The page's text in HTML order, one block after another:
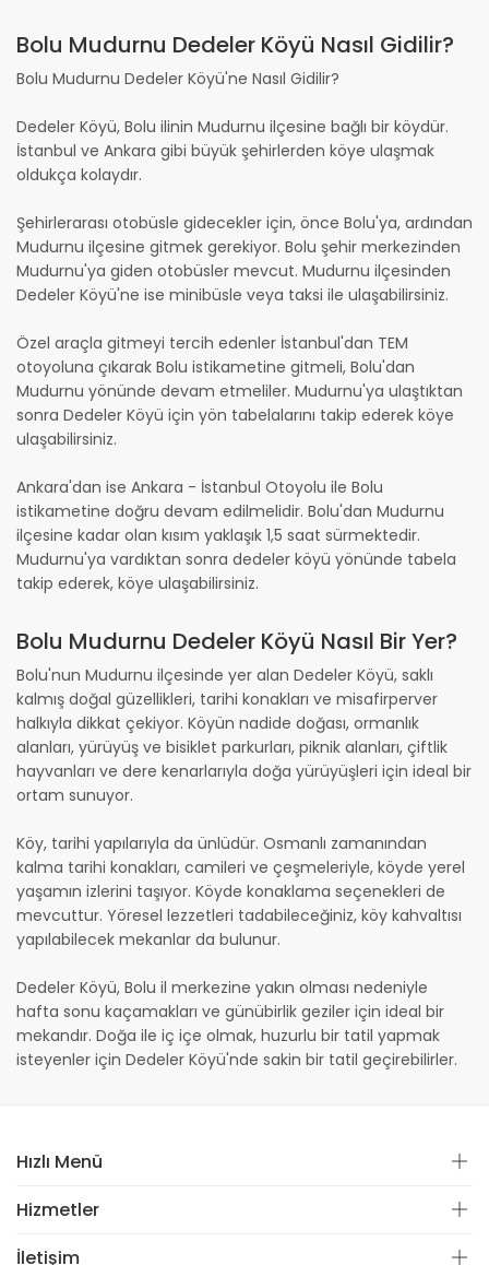
Bolu Mudurnu Dedeler Köyü Nasıl Gidilir?
Bolu Mudurnu Dedeler Köyü'ne Nasıl Gidilir?
Dedeler Köyü, Bolu ilinin Mudurnu ilçesine bağlı bir köydür.
İstanbul ve Ankara gibi büyük şehirlerden köye ulaşmak
oldukça kolaydır.
Şehirlerarası otobüsle gidecekler için, önce Bolu'ya, ardından
Mudurnu ilçesine gitmek gerekiyor. Bolu şehir merkezinden
Mudurnu'ya giden otobüsler mevcut. Mudurnu ilçesinden
Dedeler Köyü'ne ise minibüsle veya taksi ile ulaşabilirsiniz.
Özel araçla gitmeyi tercih edenler İstanbul'dan TEM
otoyoluna çıkarak Bolu istikametine gitmeli, Bolu'dan
Mudurnu yönünde devam etmeliler. Mudurnu'ya ulaştıktan
sonra Dedeler Köyü için yön tabelalarını takip ederek köye
ulaşabilirsiniz.
Ankara'dan ise Ankara - İstanbul Otoyolu ile Bolu
istikametine doğru devam edilmelidir. Bolu'dan Mudurnu
ilçesine kadar olan kısım yaklaşık 1,5 saat sürmektedir.
Mudurnu'ya vardıktan sonra dedeler köyü yönünde tabela
takip ederek, köye ulaşabilirsiniz.
Bolu Mudurnu Dedeler Köyü Nasıl Bir Yer?
Bolu'nun Mudurnu ilçesinde yer alan Dedeler Köyü, saklı
kalmış doğal güzellikleri, tarihi konakları ve misafirperver
halkıyla dikkat çekiyor. Köyün nadide doğası, ormanlık
alanları, yürüyüş ve bisiklet parkurları, piknik alanları, çiftlik
hayvanları ve dere kenarlarıyla doğa yürüyüşleri için ideal bir
ortam sunuyor.
Köy, tarihi yapılarıyla da ünlüdür. Osmanlı zamanından
kalma tarihi konakları, camileri ve çeşmeleriyle, köyde yerel
yaşamın izlerini taşıyor. Köyde konaklama seçenekleri de
mevcuttur. Yöresel lezzetleri tadabileceğiniz, köy kahvaltısı
yapılabilecek mekanlar da bulunur.
Dedeler Köyü, Bolu il merkezine yakın olması nedeniyle
hafta sonu kaçamakları ve günübirlik geziler için ideal bir
mekandır. Doğa ile iç içe olmak, huzurlu bir tatil yapmak
isteyenler için Dedeler Köyü'nde sakin bir tatil geçirebilirler.
Hızlı Menü
Hizmetler
İletişim